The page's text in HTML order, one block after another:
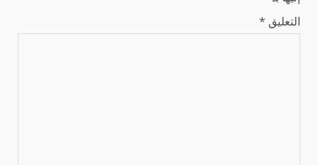
التعليق *